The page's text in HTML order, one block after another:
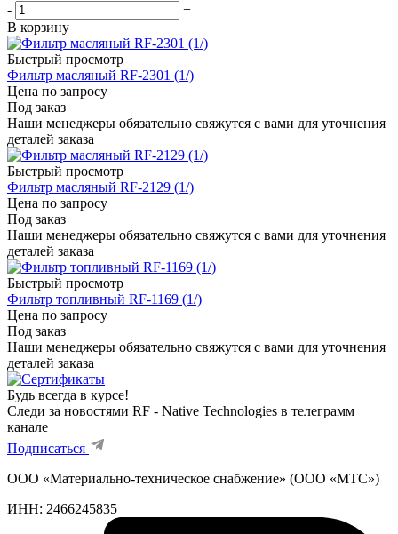
-
+
В корзину
Быстрый просмотр
Фильтр масляный RF-2301 (1/)
Цена по запросу
Под заказ
Наши менеджеры обязательно свяжутся с вами для уточнения
деталей заказа
Быстрый просмотр
Фильтр масляный RF-2129 (1/)
Цена по запросу
Под заказ
Наши менеджеры обязательно свяжутся с вами для уточнения
деталей заказа
Быстрый просмотр
Фильтр топливный RF-1169 (1/)
Цена по запросу
Под заказ
Наши менеджеры обязательно свяжутся с вами для уточнения
деталей заказа
Будь всегда в курсе!
Следи за новостями RF - Native Technologies в телеграмм
канале
Подписаться
ООО «Материально-техническое снабжение» (ООО «МТС»)
ИНН: 2466245835